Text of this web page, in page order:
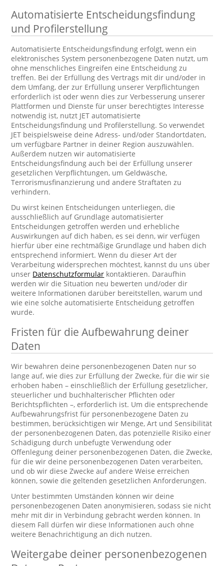
Automatisierte Entscheidungsfindung
und Profilerstellung
Automatisierte Entscheidungsfindung erfolgt, wenn ein
elektronisches System personenbezogene Daten nutzt, um
ohne menschliches Eingreifen eine Entscheidung zu
treffen. Bei der Erfüllung des Vertrags mit dir und/oder in
dem Umfang, der zur Erfüllung unserer Verpflichtungen
erforderlich ist oder wenn dies zur Verbesserung unserer
Plattformen und Dienste für unser berechtigtes Interesse
notwendig ist, nutzt JET automatisierte
Entscheidungsfindung und Profilerstellung. So verwendet
JET beispielsweise deine Adress- und/oder Standortdaten,
um verfügbare Partner in deiner Region auszuwählen.
Außerdem nutzen wir automatisierte
Entscheidungsfindung auch bei der Erfüllung unserer
gesetzlichen Verpflichtungen, um Geldwäsche,
Terrorismusfinanzierung und andere Straftaten zu
verhindern.
Du wirst keinen Entscheidungen unterliegen, die
ausschließlich auf Grundlage automatisierter
Entscheidungen getroffen werden und erhebliche
Auswirkungen auf dich haben, es sei denn, wir verfügen
hierfür über eine rechtmäßige Grundlage und haben dich
entsprechend informiert. Wenn du dieser Art der
Verarbeitung widersprechen möchtest, kannst du uns über
unser Datenschutzformular kontaktieren. Daraufhin
werden wir die Situation neu bewerten und/oder dir
weitere Informationen darüber bereitstellen, warum und
wie eine solche automatisierte Entscheidung getroffen
wurde.
Fristen für die Aufbewahrung deiner
Daten
Wir bewahren deine personenbezogenen Daten nur so
lange auf, wie dies zur Erfüllung der Zwecke, für die wir sie
erhoben haben – einschließlich der Erfüllung gesetzlicher,
steuerlicher und buchhalterischer Pflichten oder
Berichtspflichten –, erforderlich ist. Um die entsprechende
Aufbewahrungsfrist für personenbezogene Daten zu
bestimmen, berücksichtigen wir Menge, Art und Sensibilität
der personenbezogenen Daten, das potenzielle Risiko einer
Schädigung durch unbefugte Verwendung oder
Offenlegung deiner personenbezogenen Daten, die Zwecke,
für die wir deine personenbezogenen Daten verarbeiten,
und ob wir diese Zwecke auf andere Weise erreichen
können, sowie die geltenden gesetzlichen Anforderungen.
Unter bestimmten Umständen können wir deine
personenbezogenen Daten anonymisieren, sodass sie nicht
mehr mit dir in Verbindung gebracht werden können. In
diesem Fall dürfen wir diese Informationen auch ohne
weitere Benachrichtigung an dich nutzen.
Weitergabe deiner personenbezogenen